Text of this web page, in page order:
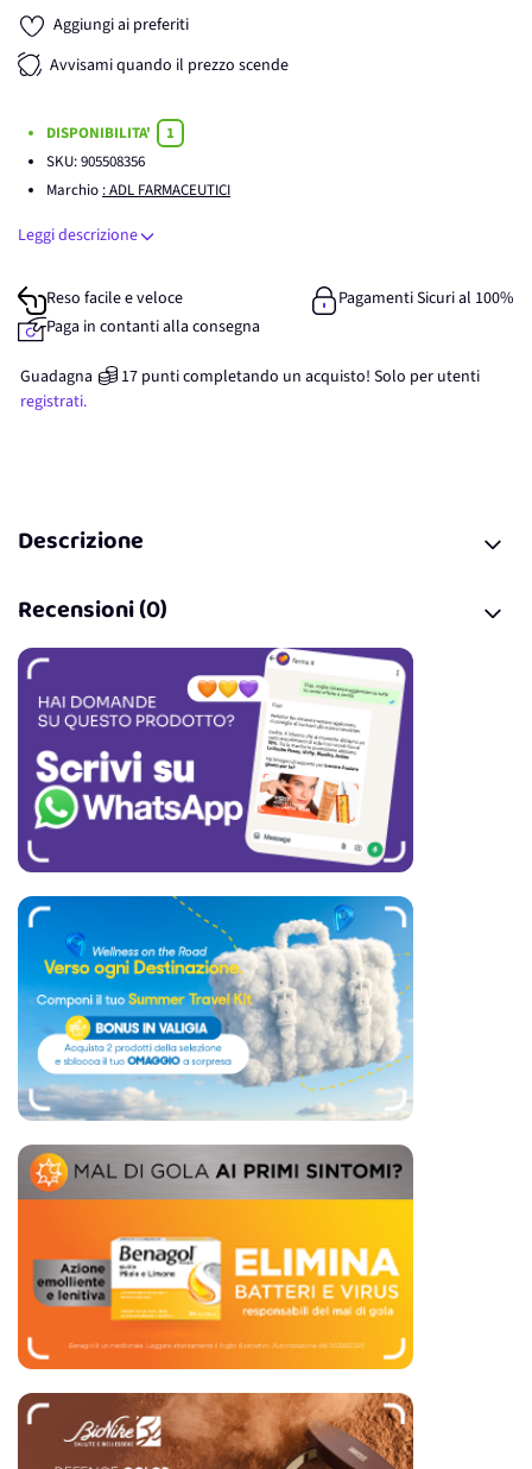
Aggiungi ai preferiti
Avvisami quando il prezzo scende
DISPONIBILITA'
1
SKU:905508356
Marchio : ADL FARMACEUTICI
Leggi descrizione
Reso facile e veloce
Pagamenti Sicuri al 100%
Paga in contanti alla consegna
Guadagna 17 punticompletando un acquisto! Solo per utenti
registrati.
Descrizione
Recensioni (0)